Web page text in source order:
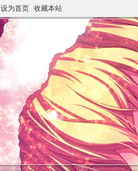
设为首页 收藏本站